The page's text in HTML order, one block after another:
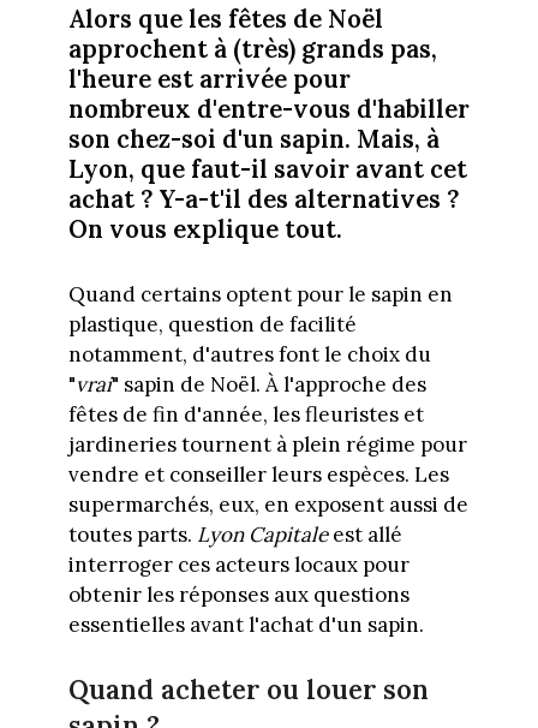
Alors que les fêtes de Noël
approchent à (très) grands pas,
l'heure est arrivée pour
nombreux d'entre-vous d'habiller
son chez-soi d'un sapin. Mais, à
Lyon, que faut-il savoir avant cet
achat ? Y-a-t'il des alternatives ?
On vous explique tout.
Quand certains optent pour le sapin en
plastique, question de facilité
notamment, d'autres font le choix du
"vrai" sapin de Noël. À l'approche des
fêtes de fin d'année, les fleuristes et
jardineries tournent à plein régime pour
vendre et conseiller leurs espèces. Les
supermarchés, eux, en exposent aussi de
toutes parts. Lyon Capitaleest allé
interroger ces acteurs locaux pour
obtenir les réponses aux questions
essentielles avant l'achat d'un sapin.
Quand acheter ou louer son